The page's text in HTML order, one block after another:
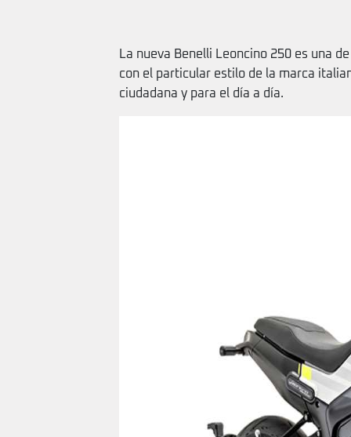
La nueva Benelli Leoncino 250 es una
con el particular estilo de la marca
ciudadana y para el día a día.